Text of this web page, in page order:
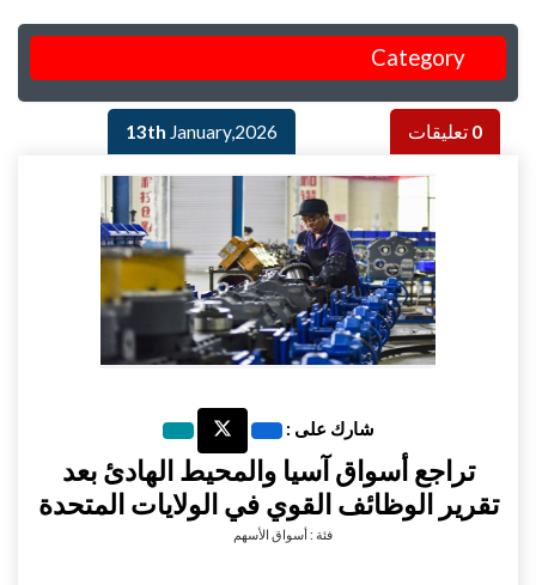
Category
شارك على :
تراجع أسواق آسيا والمحيط الهادئ بعد
تقرير الوظائف القوي في الولايات المتحدة
فئة : أسواق الأسهم
13th January,2026 0 تعليقات